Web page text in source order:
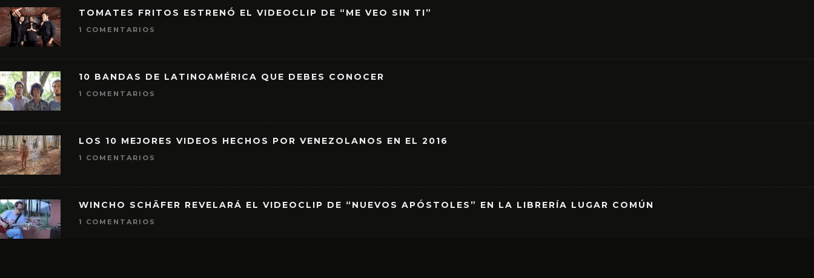
TOMATES FRITOS ESTRENÓ EL VIDEOCLIP DE “ME VEO SIN TI”
1 COMENTARIOS
10 BANDAS DE LATINOAMÉRICA QUE DEBES CONOCER
1 COMENTARIOS
LOS 10 MEJORES VIDEOS HECHOS POR VENEZOLANOS EN EL 2016
1 COMENTARIOS
WINCHO SCHÄFER REVELARÁ EL VIDEOCLIP DE “NUEVOS APÓSTOLES” EN LA LIBRERÍA LUGAR COMÚN
1 COMENTARIOS